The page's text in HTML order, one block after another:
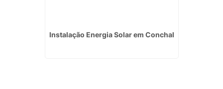
Instalação Energia Solar em Conchal